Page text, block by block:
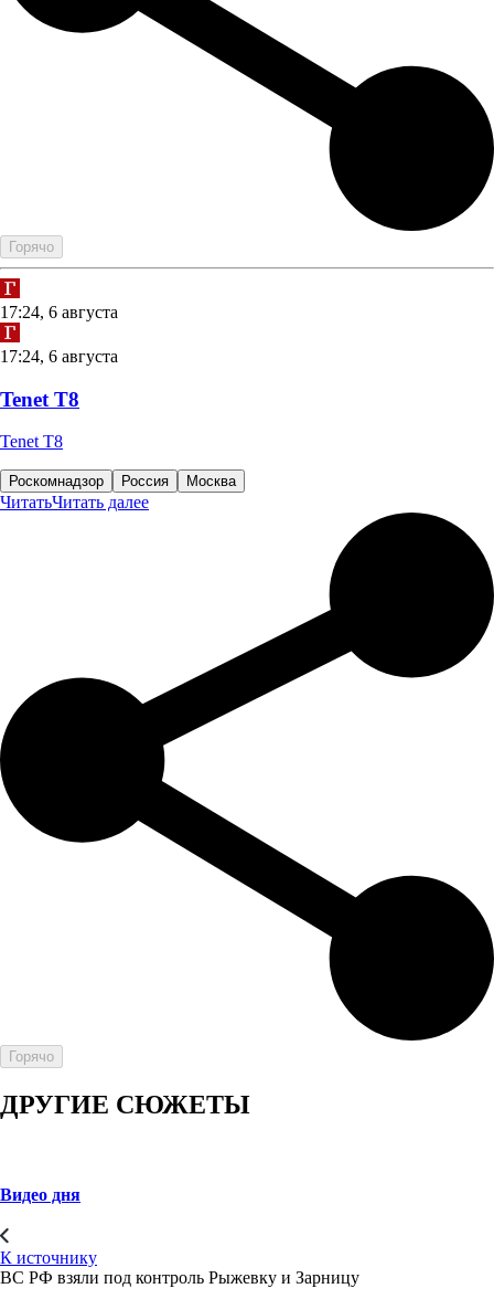
Горячо
17:24, 6 августа
17:24, 6 августа
Tenet T8
Tenet T8
Роскомнадзор Россия Москва
ЧитатьЧитать далее
Горячо
ДРУГИЕ СЮЖЕТЫ
Видео дня
К источнику
ВС РФ взяли под контроль Рыжевку и Зарницу